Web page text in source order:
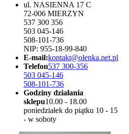
ul. NASIENNA 17 C
72-006 MIERZYN
537 300 356
503 045-146
508-101-736
NIP: 955-18-99-840
E-mail:kontakt@olenka.net.pl
Telefon537 300-356
503 045-146
508-101-736
Godziny działania
sklepu10.00 - 18.00
poniedziałek do piątku 10 - 15
- w soboty